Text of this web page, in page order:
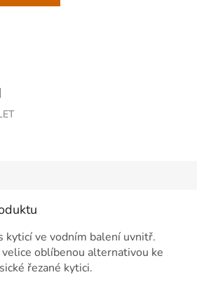
kyticí ve vodním balení uvnitř.
oblíbenou alternativou ke
řezané kytici.